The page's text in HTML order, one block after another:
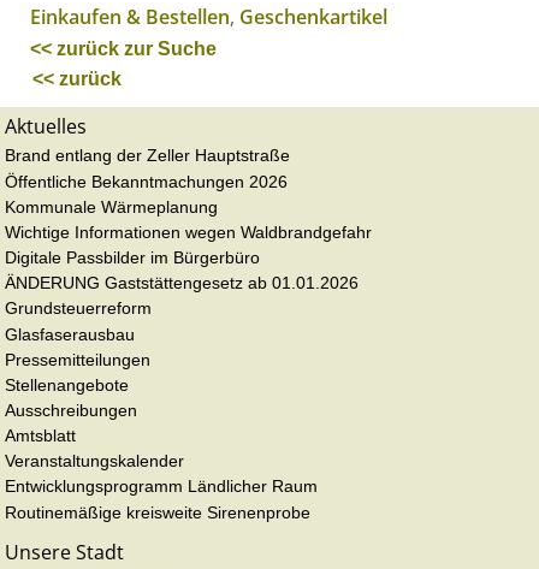
Einkaufen & Bestellen, Geschenkartikel
<< zurück zur Suche
<< zurück
Aktuelles
Brand entlang der Zeller Hauptstraße
Öffentliche Bekanntmachungen 2026
Kommunale Wärmeplanung
Wichtige Informationen wegen Waldbrandgefahr
Digitale Passbilder im Bürgerbüro
ÄNDERUNG Gaststättengesetz ab 01.01.2026
Grundsteuerreform
Glasfaserausbau
Pressemitteilungen
Stellenangebote
Ausschreibungen
Amtsblatt
Veranstaltungskalender
Entwicklungsprogramm Ländlicher Raum
Routinemäßige kreisweite Sirenenprobe
Unsere Stadt